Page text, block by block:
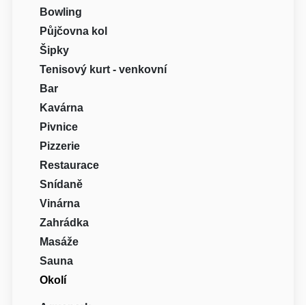
Bowling
Půjčovna kol
Šipky
Tenisový kurt - venkovní
Bar
Kavárna
Pivnice
Pizzerie
Restaurace
Snídaně
Vinárna
Zahrádka
Masáže
Sauna
Okolí